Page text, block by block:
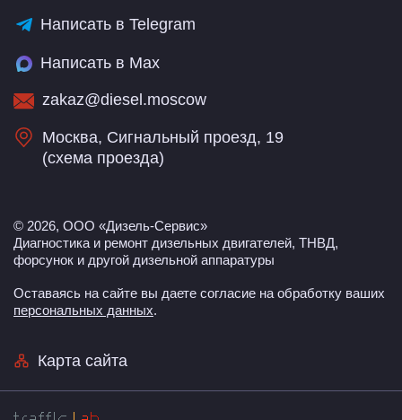
Написать в Telegram
Написать в Max
zakaz@diesel.moscow
Москва, Сигнальный проезд, 19
(схема проезда)
© 2026, ООО «Дизель-Сервис»
Диагностика и ремонт дизельных двигателей, ТНВД,
форсунок и другой дизельной аппаратуры
Оставаясь на сайте вы даете согласие на обработку ваших
персональных данных.
Карта сайта